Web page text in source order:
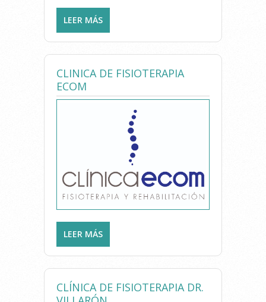
LEER MÁS
FISIOTERAPIA IRENE FANDOS
CLINICA DE FISIOTERAPIA
ECOM
LEER MÁS
FISIOTERAPIA ECOM
CLÍNICA DE FISIOTERAPIA DR.